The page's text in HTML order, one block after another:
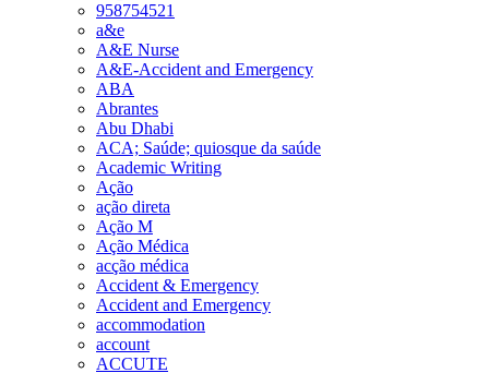
958754521
a&e
A&E Nurse
A&E-Accident and Emergency
ABA
Abrantes
Abu Dhabi
ACA; Saúde; quiosque da saúde
Academic Writing
Ação
ação direta
Ação M
Ação Médica
acção médica
Accident & Emergency
Accident and Emergency
accommodation
account
ACCUTE